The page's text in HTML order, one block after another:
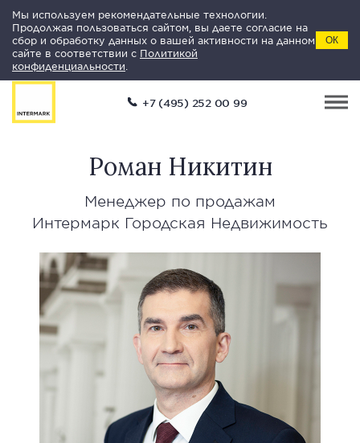
Мы используем рекомендательные технологии.
Продолжая пользоваться сайтом, вы даете согласие на
сбор и обработку данных о вашей активности на данном
сайте в соответствии с Политикой
конфиденциальности
ОК
+7 (495) 252 00 99
Роман Никитин
Менеджер по продажам
Интермарк Городская Недвижимость